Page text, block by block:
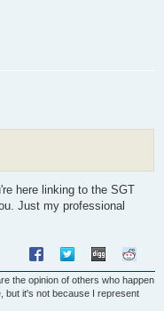
here linking to the SGT
Just my professional
the opinion of others who happen
but it's not because I represent